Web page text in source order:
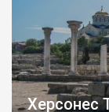
Херсонес